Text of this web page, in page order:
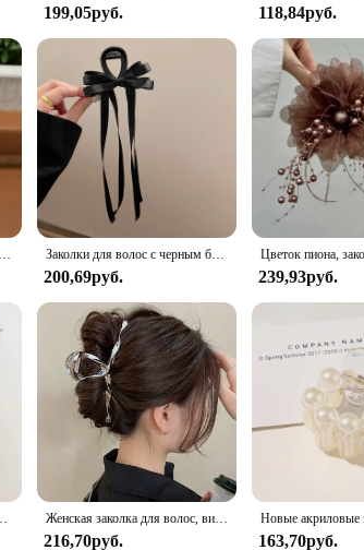
199,05руб. 118,84руб.
коса, краб, металлический зажим, модная милая девушка, карта для волос, аксессуары для волос Заколки для волос с черным бантом и лентой, темпераментная элегантная шпилька для волос, женский головной убор принцессы, модный зажим для волос, женские аксессуары для волос
200,69руб. 239,93руб.
см, в Корейском стиле Женская заколка для волос, винтажная металлическая заколка для волос с геометрическим дизайном
216,70руб. 163,70руб.